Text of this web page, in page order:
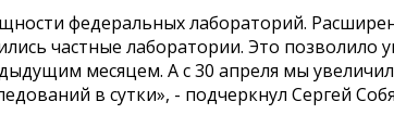
федеральных лабораторий.
частные лаборатории. Это позволило
месяцем. А с 30 апреля мы
в сутки», - подчеркнул Сергей